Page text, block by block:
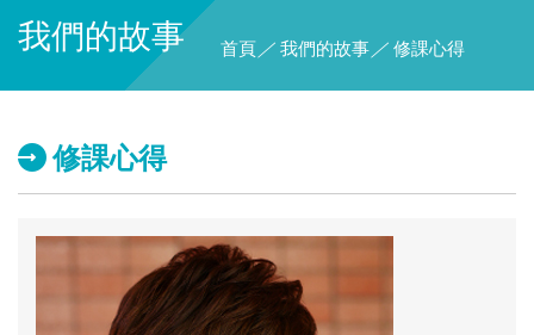
我們的故事 首頁 ／ 我們的故事 ／ 修課心得
修課心得